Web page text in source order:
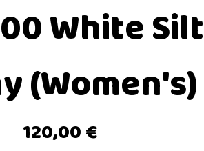
White
(Women's)
120,00 €